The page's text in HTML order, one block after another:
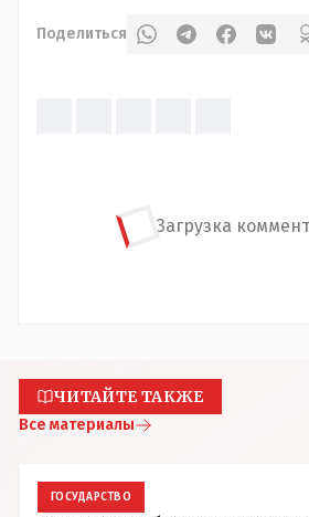
Поделиться
Загрузка
ЧИТАЙТЕ ТАКЖЕ
Все материалы
ГОСУДАРСТВО